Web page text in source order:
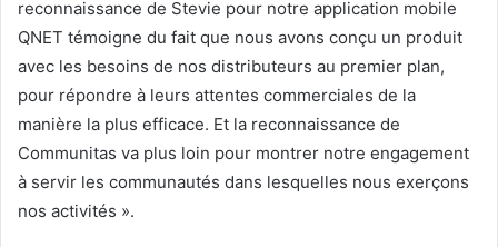
reconnaissance de Stevie pour notre application mobile
QNET témoigne du fait que nous avons conçu un produit
avec les besoins de nos distributeurs au premier plan,
pour répondre à leurs attentes commerciales de la
manière la plus efficace. Et la reconnaissance de
Communitas va plus loin pour montrer notre engagement
à servir les communautés dans lesquelles nous exerçons
nos activités ».